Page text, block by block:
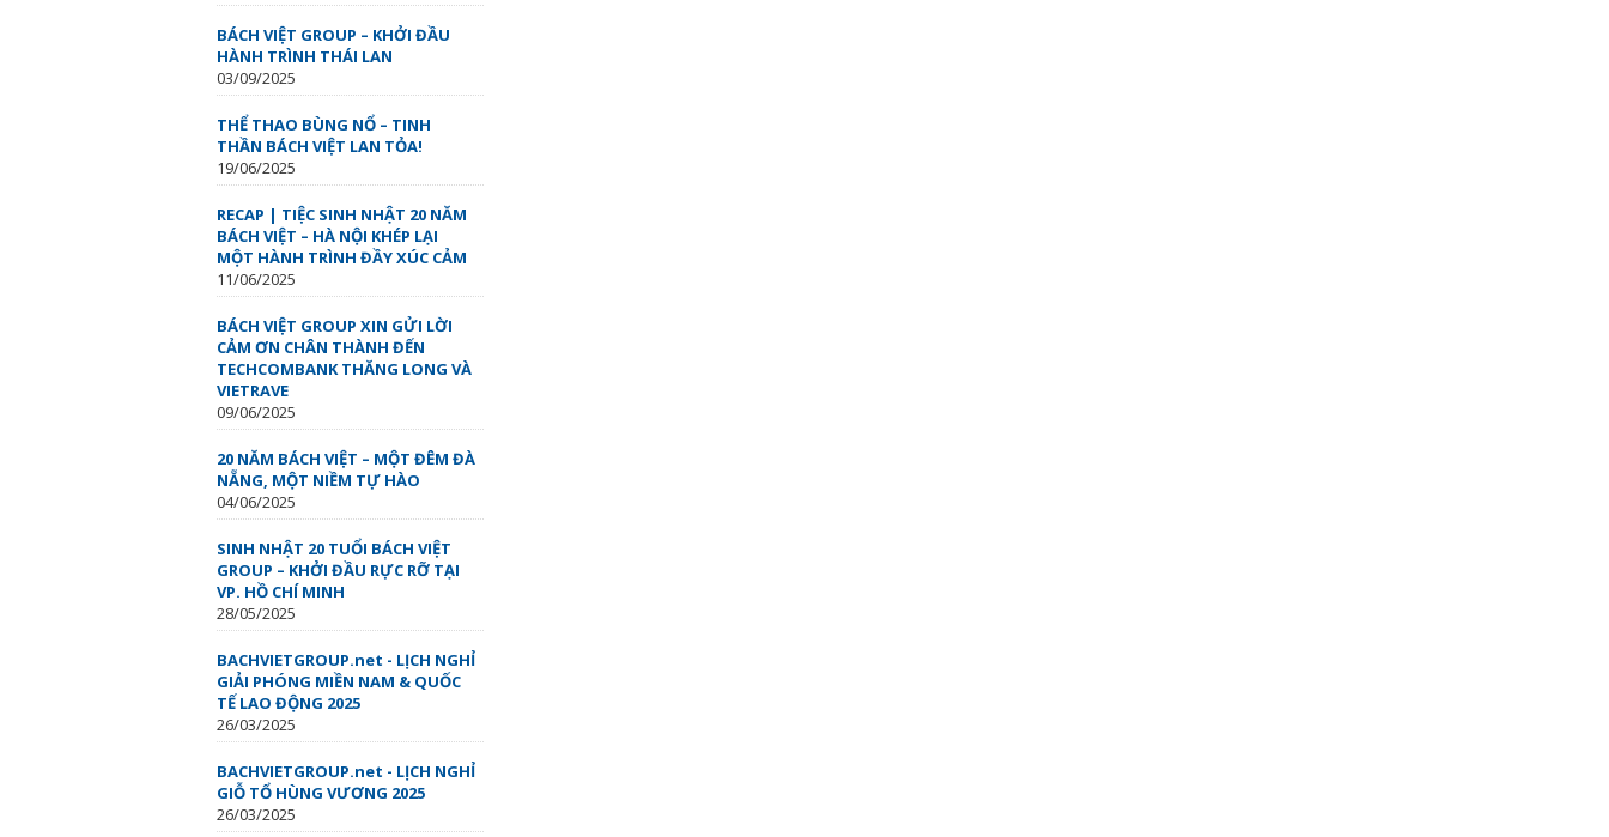
BÁCH VIỆT GROUP – KHỞI ĐẦU
HÀNH TRÌNH THÁI LAN
03/09/2025
THỂ THAO BÙNG NỔ – TINH
THẦN BÁCH VIỆT LAN TỎA!
19/06/2025
RECAP | TIỆC SINH NHẬT 20 NĂM
BÁCH VIỆT – HÀ NỘI KHÉP LẠI
MỘT HÀNH TRÌNH ĐẦY XÚC CẢM
11/06/2025
BÁCH VIỆT GROUP XIN GỬI LỜI
CẢM ƠN CHÂN THÀNH ĐẾN
TECHCOMBANK THĂNG LONG VÀ
VIETRAVE
09/06/2025
20 NĂM BÁCH VIỆT – MỘT ĐÊM ĐÀ
NẴNG, MỘT NIỀM TỰ HÀO
04/06/2025
SINH NHẬT 20 TUỔI BÁCH VIỆT
GROUP – KHỞI ĐẦU RỰC RỠ TẠI
VP. HỒ CHÍ MINH
28/05/2025
BACHVIETGROUP.net - LỊCH NGHỈ
GIẢI PHÓNG MIỀN NAM & QUỐC
TẾ LAO ĐỘNG 2025
26/03/2025
BACHVIETGROUP.net - LỊCH NGHỈ
GIỖ TỔ HÙNG VƯƠNG 2025
26/03/2025